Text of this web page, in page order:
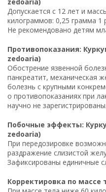
Допускается с 12 лет и
килограммов: 0,25 грамма 1
Не рекомендовано детям
Противопоказания:
zedoaria)
Обострение язвенной
панкреатит, механическая
болезнь с крупными
о противопоказаниях при
научно не зарегистрированы.
Побочные эффекты:
zedoaria)
При передозировке
раздражение слизистой
Зафиксированы единичные
Корректировка по массе